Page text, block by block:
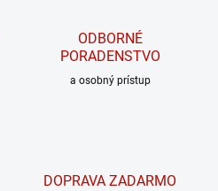
ODBORNÉ
PORADENSTVO
a osobný prístup
DOPRAVA ZADARMO